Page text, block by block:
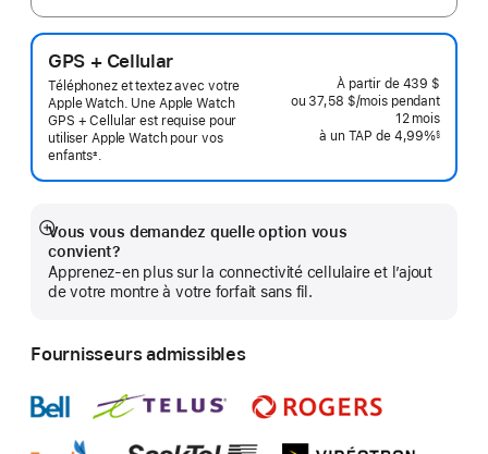
GPS + Cellular
Téléphonez et textez avec votre
Apple Watch. Une Apple Watch
GPS + Cellular est requise pour
utiliser Apple Watch pour vos
enfants± .
À partir de 439 $
ou 37,58 $/mois par
mois
pendant
12 mois
à un TAP de 4,99%§
Vous vous demandez quelle option vous
convient?
Apprenez-en plus sur la connectivité cellulaire et l’ajout
de votre montre à votre forfait sans fil.
En
montrer
plus
Fournisseurs admissibles